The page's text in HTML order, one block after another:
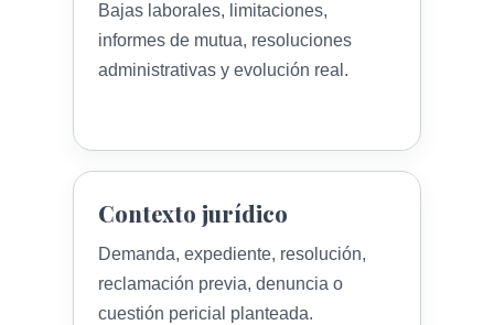
Bajas laborales, limitaciones,
informes de mutua, resoluciones
administrativas y evolución real.
Contexto jurídico
Demanda, expediente, resolución,
reclamación previa, denuncia o
cuestión pericial planteada.